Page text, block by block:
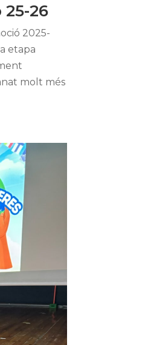
25-26
2025-
etapa
molt més